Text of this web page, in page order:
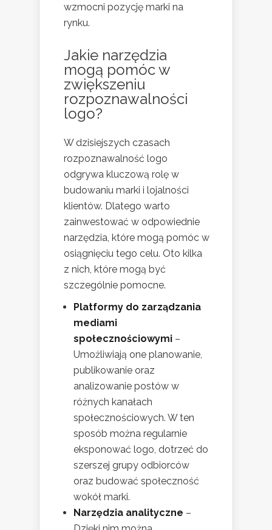
wzmocni pozycję marki na
rynku.
Jakie narzędzia
mogą pomóc w
zwiększeniu
rozpoznawalności
logo?
W dzisiejszych czasach
rozpoznawalność logo
odgrywa kluczową rolę w
budowaniu marki i lojalności
klientów. Dlatego warto
zainwestować w odpowiednie
narzędzia, które mogą pomóc w
osiągnięciu tego celu. Oto kilka
z nich, które mogą być
szczególnie pomocne.
Platformy do zarządzania
mediami
społecznościowymi –
Umożliwiają one planowanie,
publikowanie oraz
analizowanie postów w
różnych kanałach
społecznościowych. W ten
sposób można regularnie
eksponować logo, dotrzeć do
szerszej grupy odbiorców
oraz budować społeczność
wokół marki.
Narzędzia analityczne –